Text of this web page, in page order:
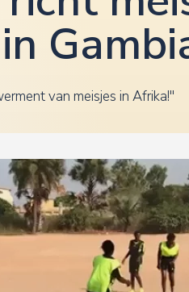
van meisjes in Afrika!''